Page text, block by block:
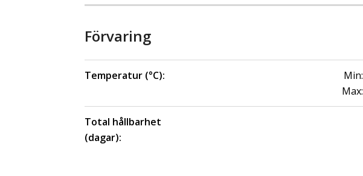
Förvaring
Temperatur (°C): Min:
Max:
Total hållbarhet
(dagar):